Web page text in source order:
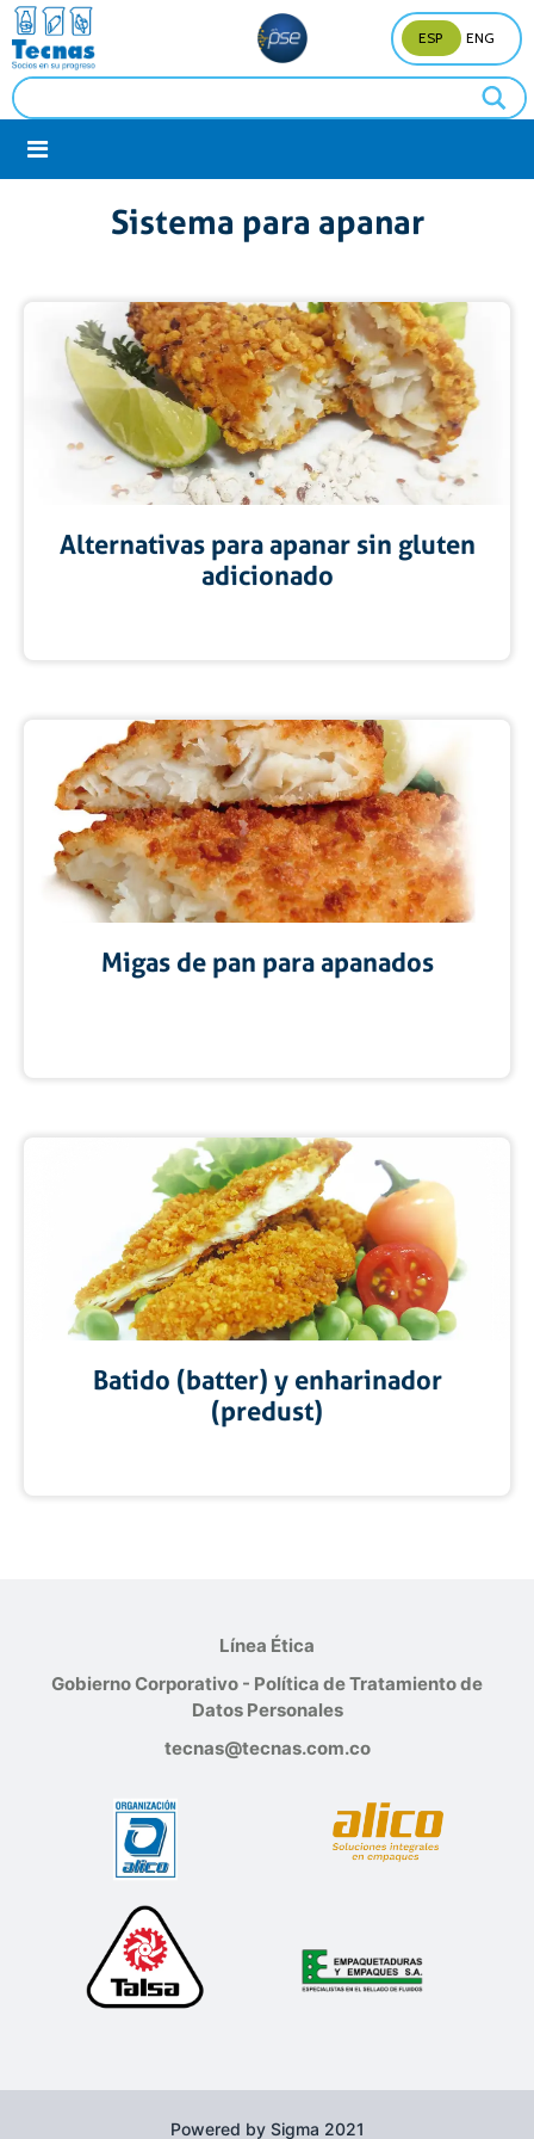
ESP ENG
Sistema para apanar
Alternativas para apanar sin gluten
adicionado
Migas de pan para apanados
Batido (batter) y enharinador
(predust)
Línea Ética
Gobierno Corporativo - Política de Tratamiento de
Datos Personales
tecnas@tecnas.com.co
Powered by Sigma 2021